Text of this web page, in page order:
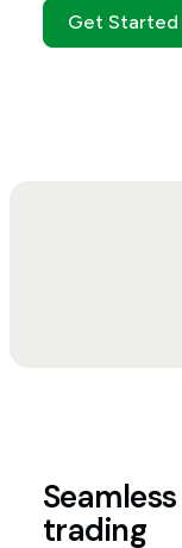
Get Started
trading